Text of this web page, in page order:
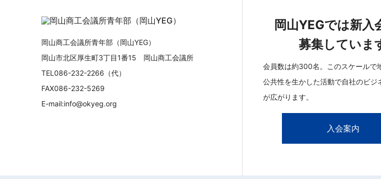
岡山商工会議所青年部（岡山YEG）
岡山市北区厚生町3丁目1番15 岡山商工会議所
TEL086-232-2266（代）
FAX086-232-5269
E-mail:info@okyeg.org
岡山YEGでは新入
募集していま
会員数は約300名。このスケールで
公共性を生かした活動で自社のビジ
が広がります。
入会案内